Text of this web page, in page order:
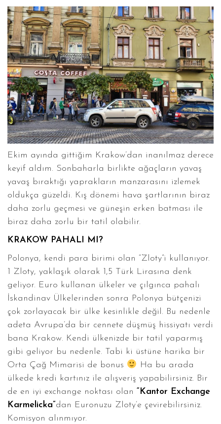
Ekim ayında gittiğim Krakow’dan inanılmaz derece
keyif aldım. Sonbaharla birlikte ağaçların yavaş
yavaş bıraktığı yaprakların manzarasını izlemek
oldukça güzeldi. Kış dönemi hava şartlarının biraz
daha zorlu geçmesi ve güneşin erken batması ile
biraz daha zorlu bir tatil olabilir.
KRAKOW PAHALI MI?
Polonya, kendi para birimi olan “Zloty”i kullanıyor.
1 Zloty, yaklaşık olarak 1,5 Türk Lirasına denk
geliyor. Euro kullanan ülkeler ve çılgınca pahalı
İskandinav Ülkelerinden sonra Polonya bütçenizi
çok zorlayacak bir ülke kesinlikle değil. Bu nedenle
adeta Avrupa’da bir cennete düşmüş hissiyatı verdi
bana Krakow. Kendi ülkenizde bir tatil yaparmış
gibi geliyor bu nedenle. Tabi ki üstüne harika bir
Orta Çağ Mimarisi de bonus
Ha bu arada
ülkede kredi kartınız ile alışveriş yapabilirsiniz. Bir
de en iyi exchange noktası olan “Kantor Exchange
Karmelicka”dan Euronuzu Zloty’e çevirebilirsiniz.
Komisyon alınmıyor.